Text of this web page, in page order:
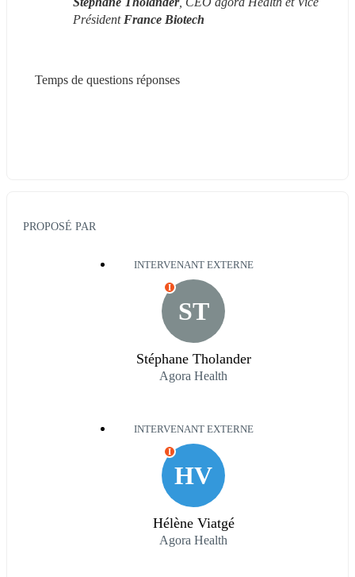
Président France Biotech
Temps de questions réponses
PROPOSÉ PAR
INTERVENANT EXTERNE
ST
I
Stéphane Tholander
Agora Health
INTERVENANT EXTERNE
HV
I
Hélène Viatgé
Agora Health